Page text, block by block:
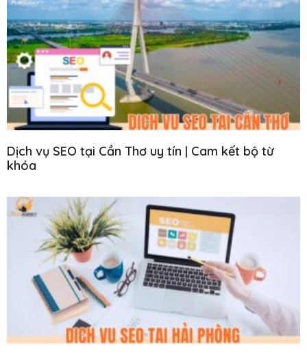
Dịch vụ SEO tại Cần Thơ uy tín | Cam kết bộ từ
khóa